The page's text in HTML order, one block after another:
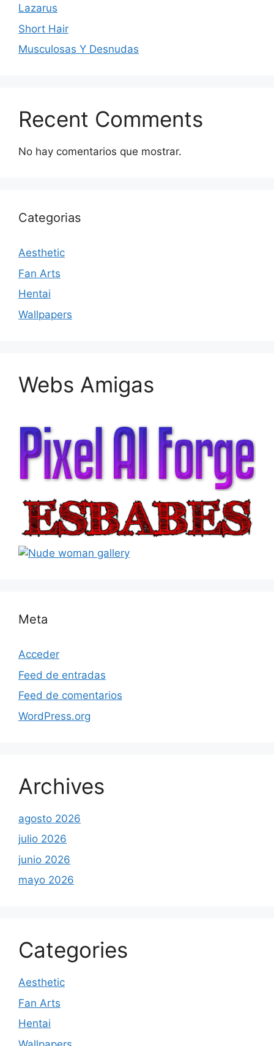
Lazarus
Short Hair
Musculosas Y Desnudas
Recent Comments
No hay comentarios que mostrar.
Categorias
Aesthetic
Fan Arts
Hentai
Wallpapers
Webs Amigas
Meta
Acceder
Feed de entradas
Feed de comentarios
WordPress.org
Archives
agosto 2026
julio 2026
junio 2026
mayo 2026
Categories
Aesthetic
Fan Arts
Hentai